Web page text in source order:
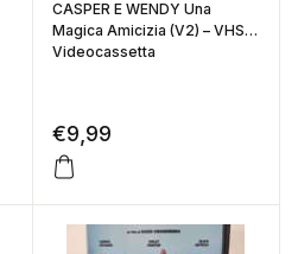
CASPER E WENDY Una
Magica Amicizia (V2) – VHS
Videocassetta
€9,99